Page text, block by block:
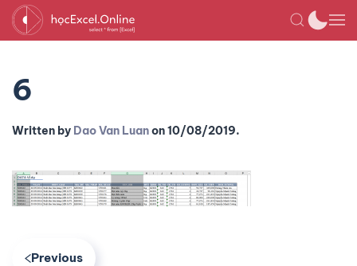
6
Written by Dao Van Luanon10/08/2019.
Previous